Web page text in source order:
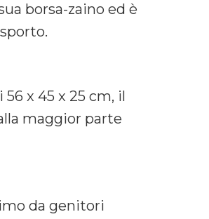
borsa-zaino ed è
x 45 x 25 cm, il
maggior parte
da genitori